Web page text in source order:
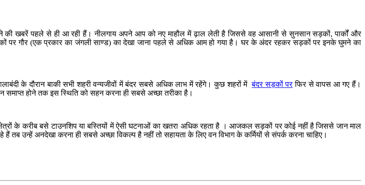
की खबरें पहले से ही आ रही हैं। नीलगाय अपने आप को नए माहौल में ढ़ाल लेती है जिससे वह आसानी से सुनसान सड़कों, पार्कों और
पर गौर (एक प्रकार का जंगली साण्ड) का देखा जाना पहले से अधिक आम हो गया है। घर के अंदर रहकर सड़कों पर इनके घुमने का
के दौरान बाकी सभी शहरी वन्यजीवों में बंदर सबसे अधिक लाभ में रहेंगे। कुछ शहरों मेंबंदर सड़कों परफिर से वापस आ गए हैं।
होने तक इस स्थिति को सहन करना ही सबसे अच्छा तरीका है।
के करीब बसे टाउनशिप या बस्तियों में ऐसी घटनाओं का खतरा अधिक रहता है । आजकल सड़कों पर कोई नहीं है जिससे जान माल
हैं तब उन्हें अनदेखा करना ही सबसे अच्छा विकल्प है नहीं तो सहायता के लिए वन विभाग के कर्मियों से संपर्क करना चाहिए।